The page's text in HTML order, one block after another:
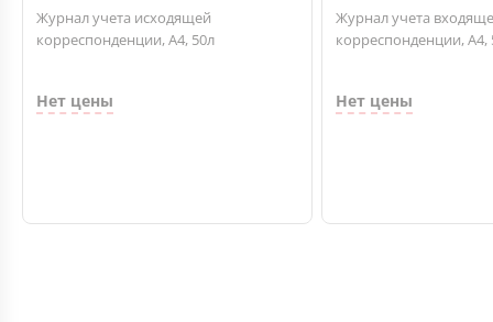
Журнал учета исходящей
корреспонденции, А4, 50л
Нет цены
Журнал учета
корреспонденции, А4,
Нет цены